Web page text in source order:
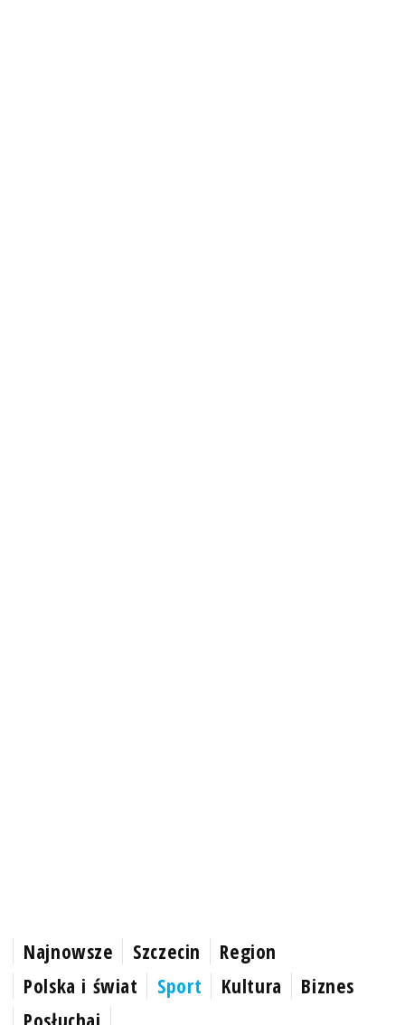
Najnowsze Szczecin
Region
Polska i świat
Sport Kultura
Biznes